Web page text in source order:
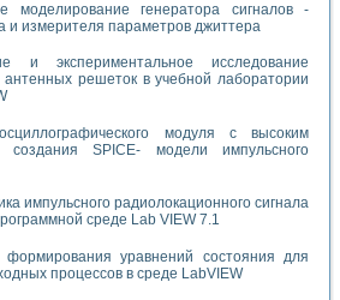
моделирование генератора сигналов -
и измерителя параметров джиттера
и экспериментальное исследование
решеток в учебной лаборатории
модуля с высоким
SPICE- модели импульсного
импульсного радиолокационного сигнала
среде Lab VIEW 7.1
формирования уравнений состояния для
процессов в среде LabVIEW